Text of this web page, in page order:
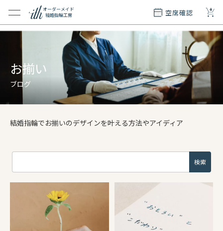
オーダーメイド
結婚指輪工房
空席確認 +
ション
メイド
リー
問
ブログ
お揃い
結婚指輪でお揃いのデザインを叶える方法やアイディア